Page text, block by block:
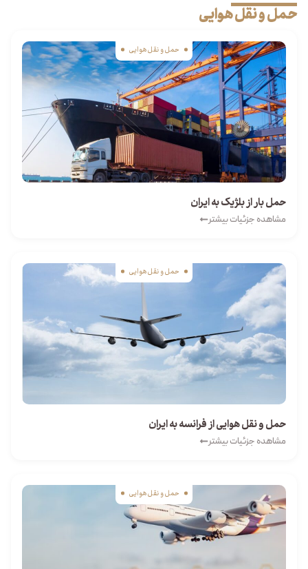
حمل و نقل هوایی
حمل و نقل هوایی
حمل بار از بلژیک به ایران
مشاهده جزئیات بیشتر
حمل و نقل هوایی
حمل و نقل هوایی از فرانسه به ایران
مشاهده جزئیات بیشتر
حمل و نقل هوایی